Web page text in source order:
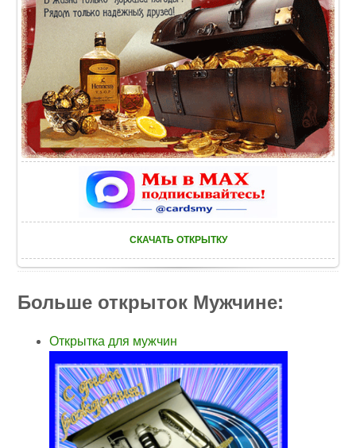
СКАЧАТЬ ОТКРЫТКУ
Больше открыток Мужчине:
Открытка для мужчин